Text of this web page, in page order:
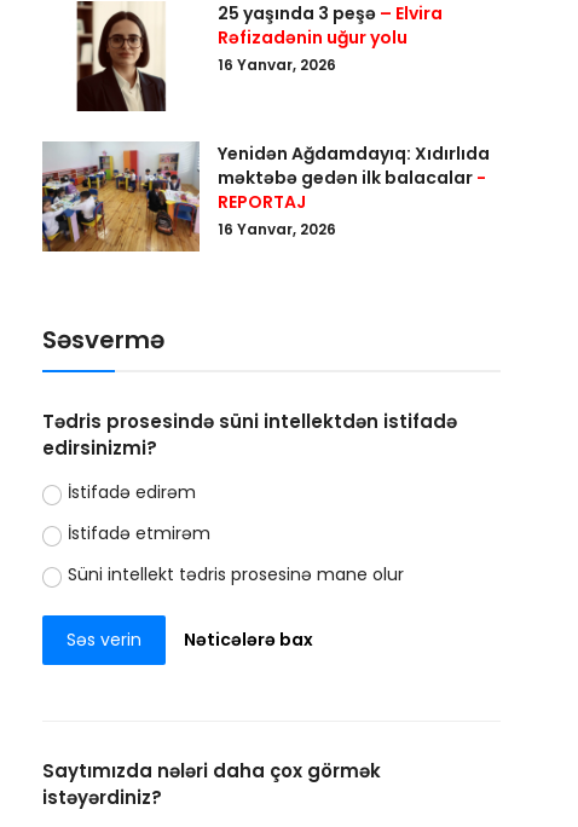
25 yaşında 3 peşə – Elvira
Rəfizadənin uğur yolu
16 Yanvar, 2026
Yenidən Ağdamdayıq: Xıdırlıda
məktəbə gedən ilk balacalar -
REPORTAJ
16 Yanvar, 2026
Səsvermə
Tədris prosesində süni intellektdən istifadə
edirsinizmi?
İstifadə edirəm
İstifadə etmirəm
Süni intellekt tədris prosesinə mane olur
Səs verin Nəticələrə bax
Saytımızda nələri daha çox görmək
istəyərdiniz?